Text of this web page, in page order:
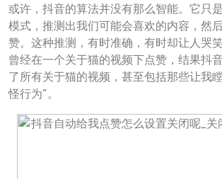
或许，抖音的算法并没有那么智能。它只
模式，推测出我们可能会喜欢的内容，然
赞。这种推测，有时准确，有时却让人哭
曾经在一个关于猫的视频下点赞，结果抖
了所有关于猫的视频，甚至包括那些让我
怪行为”。